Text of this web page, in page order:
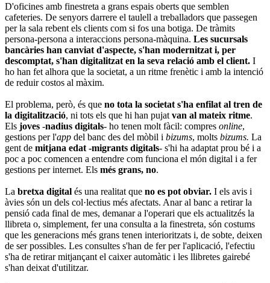
D'oficines amb finestreta a grans espais oberts que semblen
cafeteries. De senyors darrere el taulell a treballadors que passegen
per la sala rebent els clients com si fos una botiga. De tràmits
persona-persona a interaccions persona-màquina. Les sucursals
bancàries han canviat d'aspecte, s'han modernitzat i, per
descomptat, s'han digitalitzat en la seva relació amb el client. I
ho han fet alhora que la societat, a un ritme frenètic i amb la intenció
de reduir costos al màxim.
El problema, però, és que no tota la societat s'ha enfilat al tren de
la digitalització, ni tots els que hi han pujat van al mateix ritme.
Els joves -nadius digitals- ho tenen molt fàcil: compres online,
gestions per l'app del banc des del mòbil i bizums, molts bizums. La
gent de mitjana edat -migrants digitals- s'hi ha adaptat prou bé i a
poc a poc comencen a entendre com funciona el món digital i a fer
gestions per internet. Els més grans, no.
La bretxa digital és una realitat que no es pot obviar. I els avis i
àvies són un dels col·lectius més afectats. Anar al banc a retirar la
pensió cada final de mes, demanar a l'operari que els actualitzés la
llibreta o, simplement, fer una consulta a la finestreta, són costums
que les generacions més grans tenen interioritzats i, de sobte, deixen
de ser possibles. Les consultes s'han de fer per l'aplicació, l'efectiu
s'ha de retirar mitjançant el caixer automàtic i les llibretes gairebé
s'han deixat d'utilitzar.